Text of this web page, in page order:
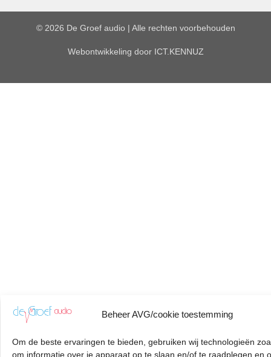
Beheer AVG/cookie toestemming
Om de beste ervaringen te bieden, gebruiken wij technologieën
om informatie over je apparaat op te slaan en/of te raadplegen en
© 2026 De Groef audio | Alle rechten voorbehouden
Webontwikkeling door ICT.KENNUZ